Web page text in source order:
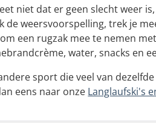
niet dat er geen slecht weer
de weersvoorspelling, trek je
een rugzak mee te nemen
water, snacks en
sport die veel van
eens naar onze Langlaufski's